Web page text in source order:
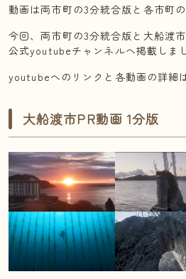
動画は両市町の3分統合版と各市町
今回、両市町の3分統合版と大船渡
公式youtubeチャンネルへ掲載しま
youtubeへのリンクと各動画の詳細
大船渡市PR動画 1分版